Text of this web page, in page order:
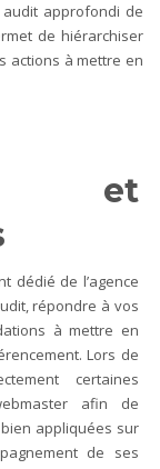
approfondi de
de hiérarchiser
actions à mettre en
et
dédié de l’agence
répondre à vos
à mettre en
Lors de
certaines
afin de
appliquées sur
de ses